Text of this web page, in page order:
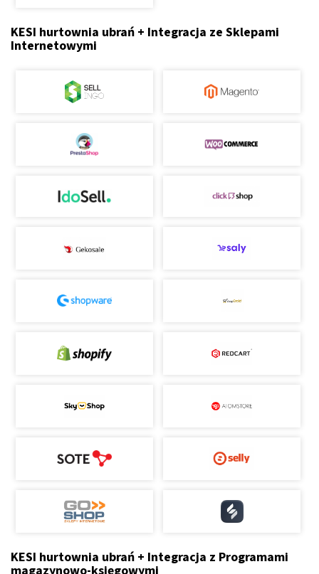
KESI hurtownia ubrań + Integracja ze Sklepami
Internetowymi
KESI hurtownia ubrań + Integracja z Programami